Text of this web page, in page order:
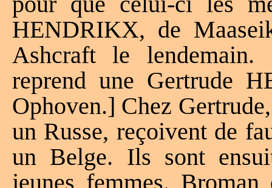
HENDRIKX, de
Ashcraft le
reprend une Gertrude
Ophoven.] Chez
un Russe, reçoivent de
un Belge. Ils sont
jeunes femmes.